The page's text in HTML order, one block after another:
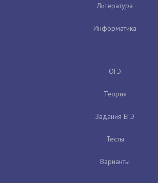
Литература
Информатика
ОГЭ
Теория
Задания ЕГЭ
Тесты
Варианты